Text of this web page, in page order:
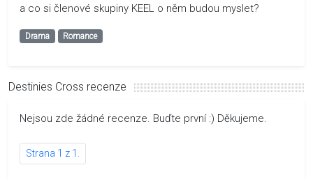
a co si členové skupiny KEEL o něm budou myslet?
Drama Romance
Destinies Cross recenze
Nejsou zde žádné recenze. Buďte první :) Děkujeme.
Strana 1 z 1.